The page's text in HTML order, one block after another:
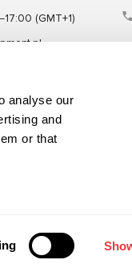
analyse our
and
or that
(GMT+1)